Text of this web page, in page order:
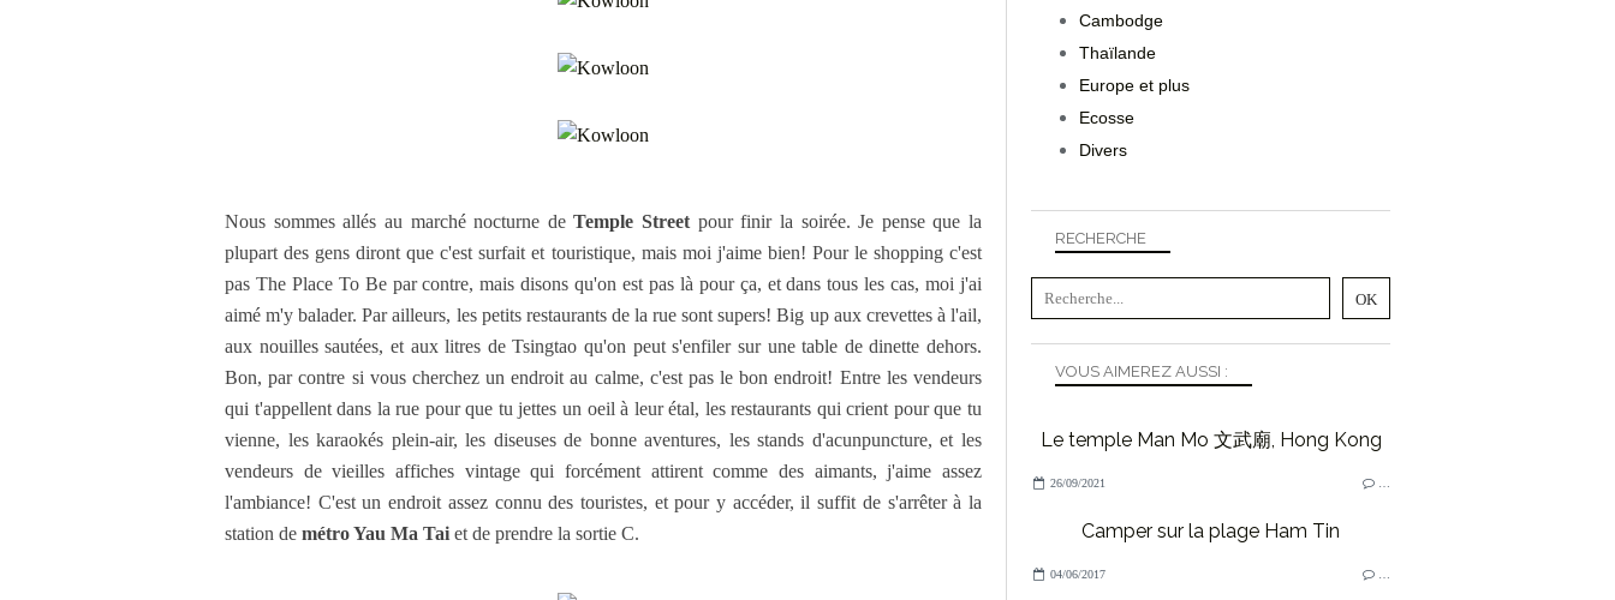
Nous sommes allés au marché nocturne deTemple Street pour finir la soirée. Je pense que la
plupart des gens diront que c'est surfait et touristique, mais moi j'aime bien! Pour le shopping c'est
pas The Place To Be par contre, mais disons qu'on est pas là pour ça, et dans tous les cas, moi j'ai
aimé m'y balader. Par ailleurs, les petits restaurants de la rue sont supers! Big up aux crevettes à l'ail,
aux nouilles sautées, et aux litres de Tsingtao qu'on peut s'enfiler sur une table de dinette dehors.
Bon, par contre si vous cherchez un endroit au calme, c'est pas le bon endroit! Entre les vendeurs
qui t'appellent dans la rue pour que tu jettes un oeil à leur étal, les restaurants qui crient pour que tu
vienne, les karaokés plein-air, les diseuses de bonne aventures, les stands d'acunpuncture, et les
vendeurs de vieilles affiches vintage qui forcément attirent comme des aimants, j'aime assez
l'ambiance! C'est un endroit assez connu des touristes, et pour y accéder, il suffit de s'arrêter à la
station de métro Yau Ma Tai et de prendre la sortie C.
RECHERCHE
VOUS AIMEREZ AUSSI :
Le temple Man Mo 文武廟, Hong Kong
26/09/2021
Camper sur la plage Ham Tin
04/06/2017
Cambodge
Thaïlande
Europe et plus
Ecosse
Divers